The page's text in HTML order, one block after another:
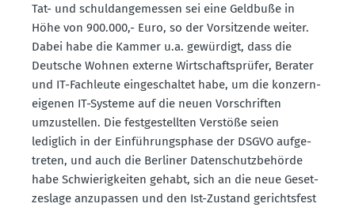
Tat- und schuldan­ge­messen sei eine Geldbuße in
Höhe von 900.000,- Euro, so der Vorsit­zende weiter.
Dabei habe die Kammer u.a. gewürdigt, dass die
Deutsche Wohnen externe Wirtschafts­prüfer, Berater
und IT-Fachleute einge­schaltet habe, um die konzern­
ei­genen IT-Systeme auf die neuen Vorschriften
umzustellen. Die festge­stellten Verstöße seien
lediglich in der Einfüh­rungs­phase der DSGVO aufge­
treten, und auch die Berliner Daten­schutz­be­hörde
habe Schwie­rig­keiten gehabt, sich an die neue Geset­
zeslage anzupassen und den Ist-Zustand gerichtsfest